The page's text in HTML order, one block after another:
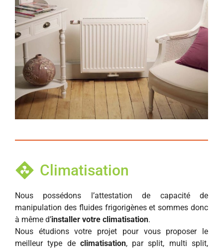
Climatisation
Nous possédons l’attestation de capacité de
manipulation des fluides frigorigènes et sommes donc
à même d’installer votre climatisation.
Nous étudions votre projet pour vous proposer le
meilleur type de climatisation, par split, multi split,